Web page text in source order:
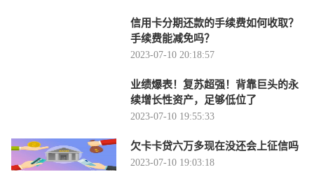
信用卡分期还款的手续费如何收取？
手续费能减免吗？
2023-07-10 20:18:57
业绩爆表！复苏超强！背靠巨头的永
续增长性资产，足够低位了
2023-07-10 19:55:33
欠卡卡贷六万多现在没还会上征信吗
2023-07-10 19:03:18